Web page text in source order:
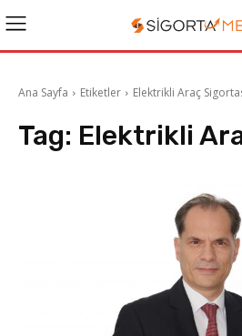
Ana Sayfa Etiketler Elektrikli Araç
Tag: Elektrikli